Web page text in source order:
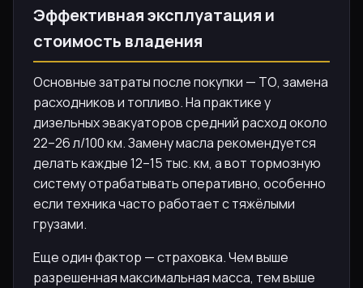
Эффективная эксплуатация и
стоимость владения
Основные затраты после покупки — ТО, замена
расходников и топливо. На практике у
дизельных эвакуаторов средний расход около
22–26 л/100 км. Замену масла рекомендуется
делать каждые 12–15 тыс. км, а вот тормозную
систему отрабатывать оперативно, особенно
если техника часто работает с тяжёлыми
грузами.
Еще один фактор — страховка. Чем выше
разрешенная максимальная масса, тем выше